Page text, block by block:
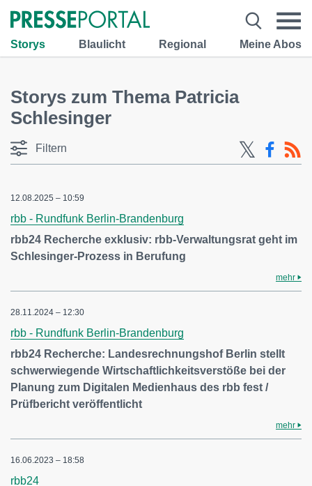
Storys Blaulicht Regional Meine Abos
Storys zum Thema Patricia
Schlesinger
Filtern
12.08.2025 – 10:59
rbb - Rundfunk Berlin-Brandenburg
rbb24 Recherche exklusiv: rbb-Verwaltungsrat geht im
Schlesinger-Prozess in Berufung
mehr
28.11.2024 – 12:30
rbb - Rundfunk Berlin-Brandenburg
rbb24 Recherche: Landesrechnungshof Berlin stellt
schwerwiegende Wirtschaftlichkeitsverstöße bei der
Planung zum Digitalen Medienhaus des rbb fest /
Prüfbericht veröffentlicht
mehr
16.06.2023 – 18:58
rbb24